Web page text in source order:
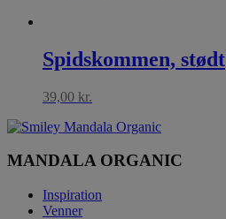
Spidskommen, stødt
39,00 kr.
MANDALA ORGANIC
Inspiration
Venner